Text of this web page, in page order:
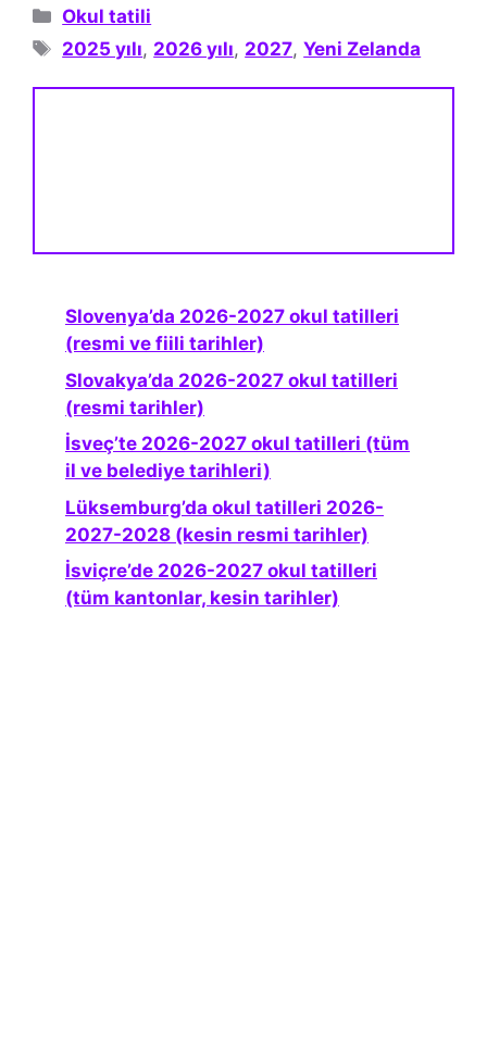
Kategoriler
Okul tatili
Etiketler
2025 yılı, 2026 yılı, 2027,Yeni Zelanda
Slovenya’da 2026-2027 okul tatilleri
(resmi ve fiili tarihler)
Slovakya’da 2026-2027 okul tatilleri
(resmi tarihler)
İsveç’te 2026-2027 okul tatilleri (tüm
il ve belediye tarihleri)
Lüksemburg’da okul tatilleri 2026-
2027-2028 (kesin resmi tarihler)
İsviçre’de 2026-2027 okul tatilleri
(tüm kantonlar, kesin tarihler)